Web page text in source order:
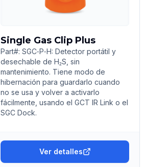
Single Gas Clip Plus
Part#: SGC‑P‑H: Detector portátil y
desechable de H₂S, sin
mantenimiento. Tiene modo de
hibernación para guardarlo cuando
no se usa y volver a activarlo
fácilmente, usando el GCT IR Link o el
SGC Dock.
Ver detalles